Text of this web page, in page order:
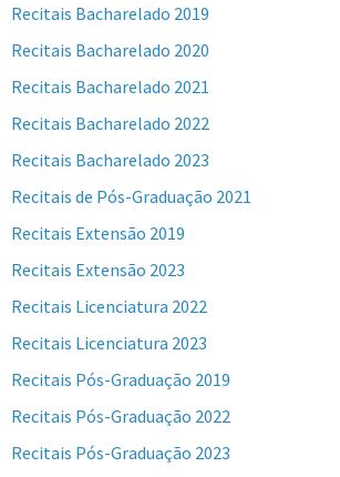
Recitais Bacharelado 2019
Recitais Bacharelado 2020
Recitais Bacharelado 2021
Recitais Bacharelado 2022
Recitais Bacharelado 2023
Recitais de Pós-Graduação 2021
Recitais Extensão 2019
Recitais Extensão 2023
Recitais Licenciatura 2022
Recitais Licenciatura 2023
Recitais Pós-Graduação 2019
Recitais Pós-Graduação 2022
Recitais Pós-Graduação 2023